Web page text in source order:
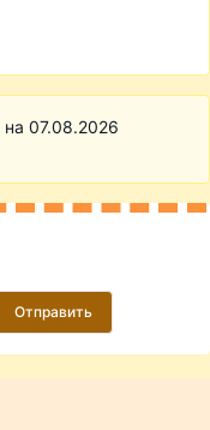
07.08.2026
Отправить